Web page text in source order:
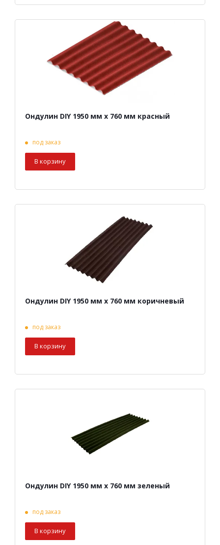
Ондулин DIY 1950 мм х 760 мм красный
под заказ
В корзину
Ондулин DIY 1950 мм х 760 мм коричневый
под заказ
В корзину
Ондулин DIY 1950 мм х 760 мм зеленый
под заказ
В корзину